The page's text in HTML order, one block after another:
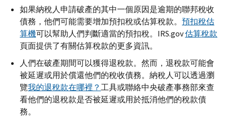
如果納稅人申請破產的其中一個原因是逾期的聯邦稅收
債務，他們可能需要增加預扣稅或估算稅款。 預扣稅估
算機可以幫助人們判斷適當的預扣稅。 IRS.gov估算稅款
頁面提供了有關估算稅款的更多資訊。
人們在破產期間可以獲得退稅款。然而，退稅款可能會
被延遲或用於償還他們的稅收債務。納稅人可以透過瀏
覽我的退稅款在哪裡？工具或聯絡中央破產事務部來查
看他們的退稅款是否被延遲或用於抵消他們的稅款債
務。